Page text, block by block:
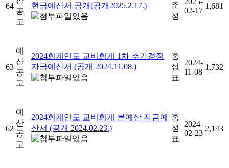
64
공
고
현금예산서 공개(공개2025.2.17.)
준
성
02-17
1,681
63
예
산
공
고
2024회계연도 교비회계 1차 추가경정
자금예산서 (공개 2024.11.08.)
홍
성
표
2024-
11-08
1,732
62
예
산
공
고
2024회계연도 교비회계 본예산 자금예
산서 (공개 2024.02.23.)
홍
성
표
2024-
02-23
2,143